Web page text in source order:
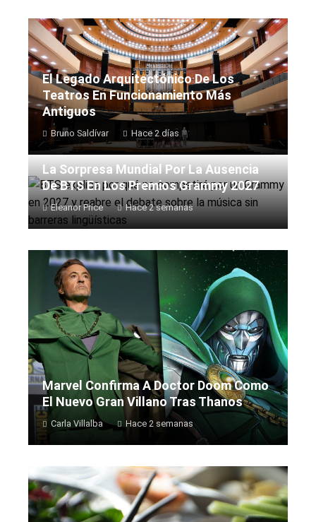
El Legado Arquitectónico De Los
Teatros En Funcionamiento Más
Antiguos
Bruno Saldívar Hace 2 días
La Sorpresa Mundial Por La Ausencia
De BTS En Los Premios Grammy 2027
Eleanor Price Hace 2 semanas
Marvel Confirma A Doctor Doom Como
El Nuevo Gran Villano Tras Thanos
Carla Villalba Hace 2 semanas